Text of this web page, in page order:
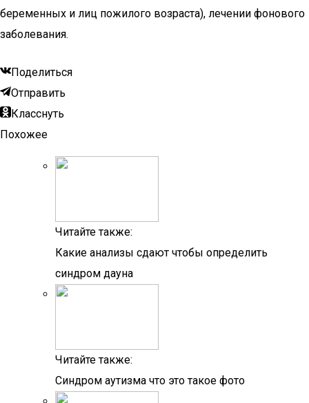
беременных и лиц пожилого возраста), лечении фонового
заболевания.
Поделиться
Отправить
Класснуть
Похожее
Читайте также:
Какие анализы сдают чтобы определить
синдром дауна
Читайте также:
Синдром аутизма что это такое фото